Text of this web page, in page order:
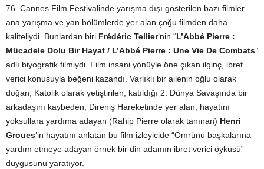
76. Cannes Film Festivalinde yarışma dışı gösterilen bazı filmler
ana yarışma ve yan bölümlerde yer alan çoğu filmden daha
kaliteliydi. Bunlardan biri Frédéric Tellier’nin “L’Abbé Pierre :
Mücadele Dolu Bir Hayat / L’Abbé Pierre : Une Vie De Combats”
adlı biyografik filmiydi. Film insani yönüyle öne çıkan ilginç, ibret
verici konusuyla beğeni kazandı. Varlıklı bir ailenin oğlu olarak
doğan, Katolik olarak yetiştirilen, katıldığı 2. Dünya Savaşında bir
arkadaşını kaybeden, Direniş Hareketinde yer alan, hayatını
yoksullara yardıma adayan (Rahip Pierre olarak tanınan) Henri
Groues’in hayatını anlatan bu film izleyicide “Ömrünü başkalarına
yardım etmeye adayan örnek bir din adamın ibret verici öyküsü”
duygusunu yaratıyor.